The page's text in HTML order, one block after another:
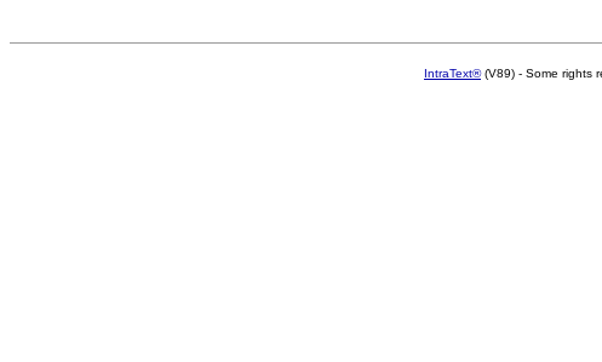
IntraText®(V89) - Some rights